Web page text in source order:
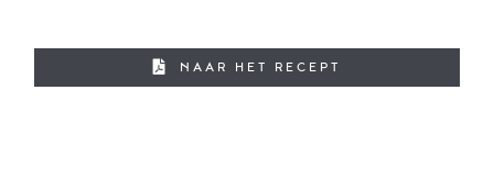
NAAR HET RECEPT